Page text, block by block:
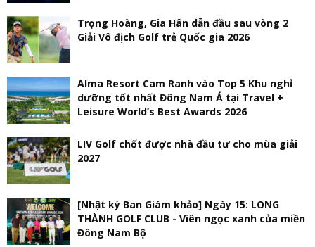
Trọng Hoàng, Gia Hân dẫn đầu sau vòng 2
Giải Vô địch Golf trẻ Quốc gia 2026
Alma Resort Cam Ranh vào Top 5 Khu nghỉ
dưỡng tốt nhất Đông Nam Á tại Travel +
Leisure World’s Best Awards 2026
LIV Golf chốt được nhà đầu tư cho mùa giải
2027
[Nhật ký Ban Giám khảo] Ngày 15: LONG
THÀNH GOLF CLUB - Viên ngọc xanh của miền
Đông Nam Bộ